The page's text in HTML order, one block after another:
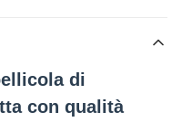
di
con qualità